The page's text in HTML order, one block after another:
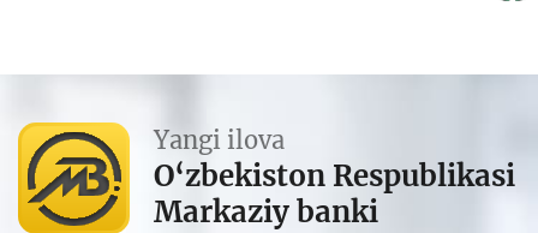
Yangi ilova
O‘zbekiston Respublikasi
Markaziy banki